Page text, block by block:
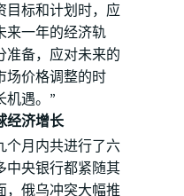
目标和计划时，应
来一年的经济轨
准备，应对未来的
场价格调整的时
机遇。”
经济增长
个月内共进行了六
中央银行都紧随其
，俄乌冲突大幅推